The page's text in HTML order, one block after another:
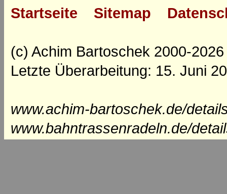
Startseite Sitemap
(c) Achim Bartoschek 2000-2026
Letzte Überarbeitung: 15. Juni
www.achim-bartoschek.de/
www.bahntrassenradeln.de/